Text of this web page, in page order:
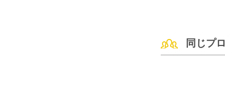
同じプ